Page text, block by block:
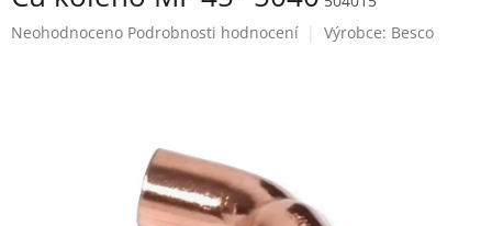
Průměrné
Neohodnoceno Podrobnosti hodnocení Výrobce: Besco